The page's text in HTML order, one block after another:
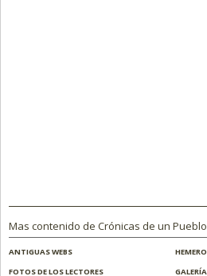
Mas contenido de Crónicas de un
ANTIGUAS WEBS
FOTOS DE LOS LECTORES